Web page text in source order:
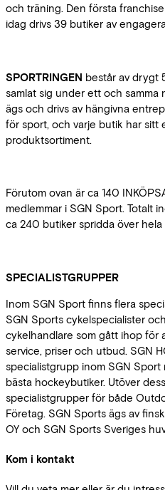
och träning. Den första
idag drivs 39 butiker av
SPORTRINGEN består av drygt
samlat sig under ett och
ägs och drivs av hängivna
för sport, och varje butik har sitt
produktsortiment.
Förutom ovan är ca 140
medlemmar i SGN Sport. Totalt
ca 240 butiker spridda över hela
SPECIALISTGRUPPER
Inom SGN Sport finns flera
SGN Sports cykelspecialister
cykelhandlare som gått ihop för
service, priser och utbud. SGN
specialistgrupp inom SGN Sport
bästa hockeybutiker. Utöver
specialistgrupper för både
Företag. SGN Sports ägs av
OY och SGN Sports Sveriges
Kom i kontakt